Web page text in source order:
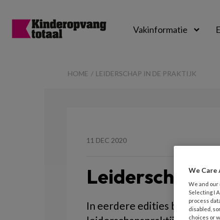
Vakinformatie
HOME LEIDERSCHAP IN DE PRAKTIJK
11 DEC 2020
Leiderschap
In eerdere edities beschreef
We Care
We and our
Selecting I
process
disabled,
choices or